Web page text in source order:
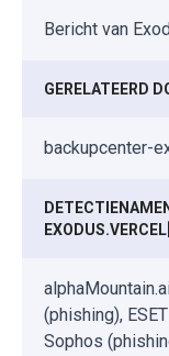
Bericht van
GERELATEERD
backupcenter-
(phishing),
Sophos